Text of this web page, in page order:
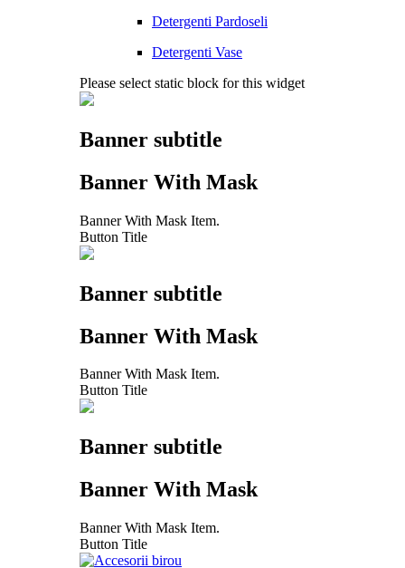
Detergenti Pardoseli
Detergenti Vase
Please select static block for this widget
Banner subtitle
Banner With Mask
Banner With Mask Item.
Button Title
Banner subtitle
Banner With Mask
Banner With Mask Item.
Button Title
Banner subtitle
Banner With Mask
Banner With Mask Item.
Button Title